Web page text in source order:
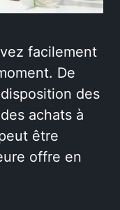
facilement
De
des
achats à
être
offre en